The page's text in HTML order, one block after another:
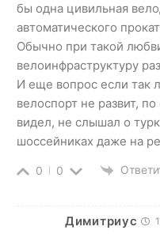
бы одна цивильная
автоматического
Обычно при такой
велоинфраструктуру
И еще вопрос если так
велоспорт не развит,
видел, не слышал о
шоссейниках даже на
0 0
Димитриус